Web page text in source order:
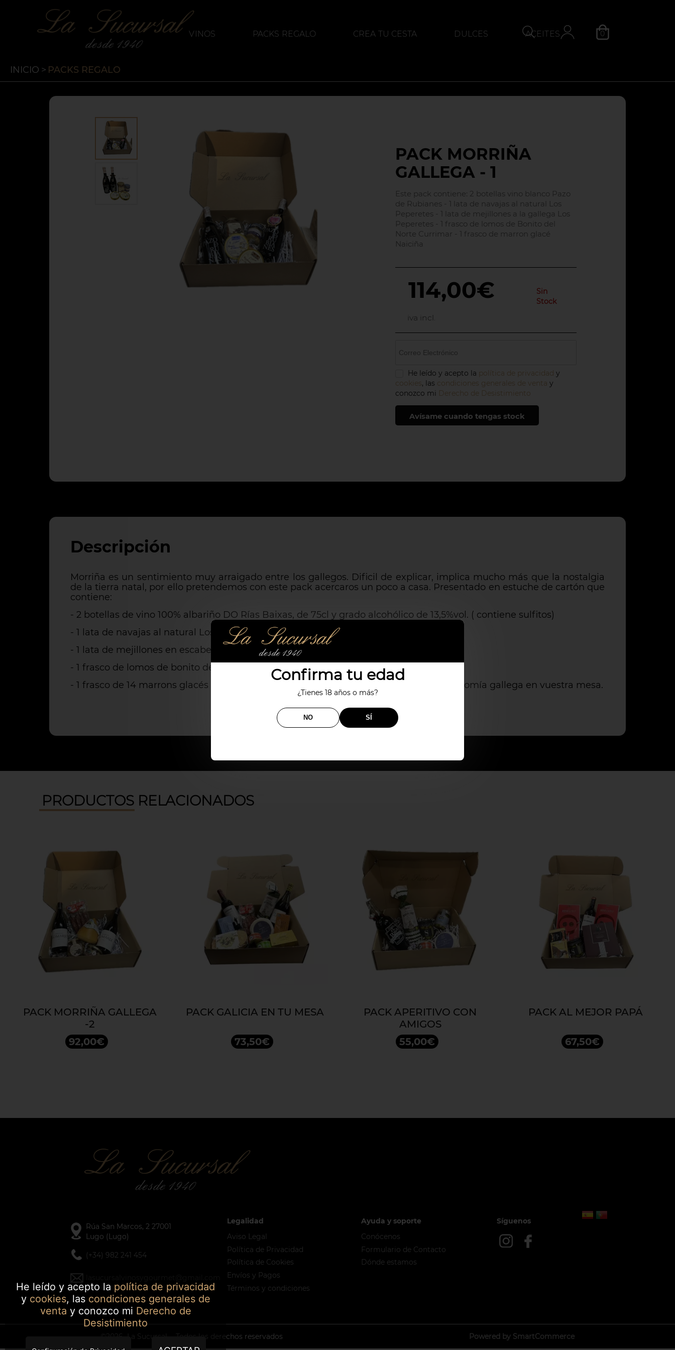
Confirma tu edad
¿Tienes 18 años o más?
NO SÍ
VINOS PACKS REGALO CREA TU CESTA DULCES
ACEITES
0
INICIO > PACKS REGALO
PACK MORRIÑA
GALLEGA - 1
Este pack contiene: 2 botellas vino blanco Pazo
de Rubianes - 1 lata de navajas al natural Los
Peperetes - 1 lata de mejillones a la gallega Los
Peperetes - 1 frasco de lomos de Bonito del
Norte Currimar - 1 frasco de marron glacé
Naiciña
114,00€
iva incl.
Sin
Stock
He leído y acepto la política de privacidad y
cookies , las condiciones generales de venta y
conozco mi Derecho de Desistimiento
Avísame cuando tengas stock
Descripción
Morriña es un sentimiento muy arraigado entre los gallegos. Dificil de explicar, implica mucho más que la nostalgia
de la tierra natal, por ello pretendemos con este pack acercaros un poco a casa. Presentado en estuche de cartón que
contiene:
- 2 botellas de vino 100% albariño DO Rías Baixas, de 75cl y grado alcohólico de 13,5%vol. ( contiene sulfitos)
- 1 lata de navajas al natural Los Peperetes, de peso 85g
- 1 lata de mejillones en escabeche Los Peperetes de peso 85g
- 1 frasco de lomos de bonito del Norte Currimar en aceite de oliva, peso 240g
- 1 frasco de 14 marrons glacés Naiciñade peso 280g. Un poco de lo mejor de la gastronomía gallega en vuestra mesa.
PRODUCTOS RELACIONADOS
PACK MORRIÑA GALLEGA
-2
92,00€
PACK GALICIA EN TU MESA
73,50€
PACK APERITIVO CON
AMIGOS
55,00€
PACK AL MEJOR PAPÁ
67,50€
He leído y acepto la política de privacidad
y cookies, las condiciones generales de
venta y conozco mi Derecho de
Desistimiento
Rúa San Marcos, 2 27001
Lugo (Lugo)
(+34) 982 241 454
Legalidad
Aviso Legal
Política de Privacidad
Política de Cookies
Envíos y Pagos
Términos y condiciones
Ayuda y soporte
Conócenos
Formulario de Contacto
Dónde estamos
Síguenos
La Sucursal - Todos los derechos reservados Powered by SmartCommerce